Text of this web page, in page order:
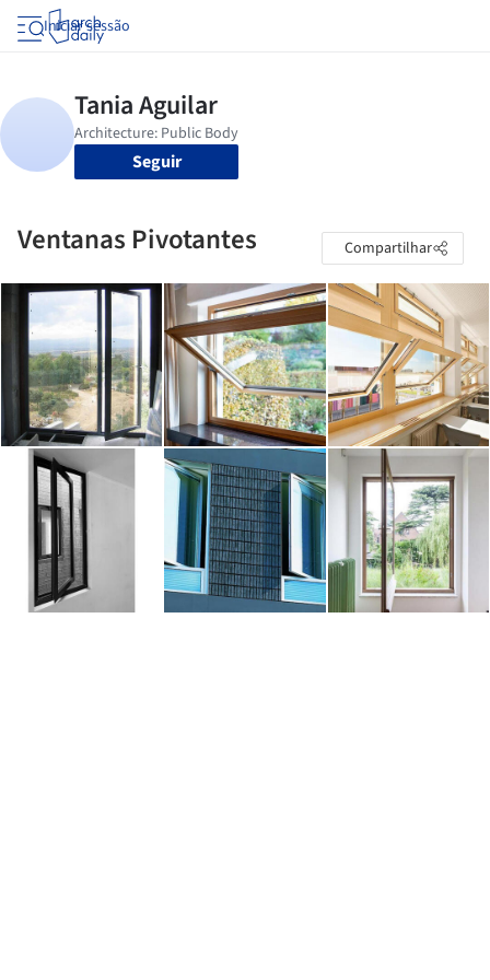
Iniciar sessão
Seguir
Ventanas Pivotantes Compartilhar